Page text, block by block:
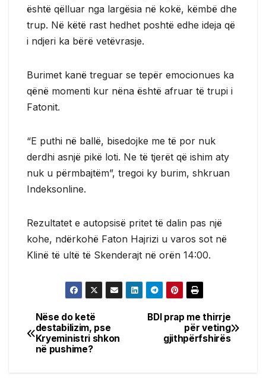
është qëlluar nga largësia në kokë, këmbë dhe
trup. Në këtë rast hedhet poshtë edhe ideja që
i ndjeri ka bërë vetëvrasje.
Burimet kanë treguar se tepër emocionues ka
qënë momenti kur nëna është afruar të trupi i
Fatonit.
“E puthi në ballë, bisedojke me të por nuk
derdhi asnjë pikë loti. Ne të tjerët që ishim aty
nuk u përmbajtëm”, tregoi ky burim, shkruan
Indeksonline.
Rezultatet e autopsisë pritet të dalin pas një
kohe, ndërkohë Faton Hajrizi u varos sot në
Klinë të ultë të Skenderajt në orën 14:00.
Post
navigation
BDI prap me thirrje
për veting
gjithpërfshirës
Nëse do ketë
destabilizim, pse
Kryeministri shkon
në pushime?